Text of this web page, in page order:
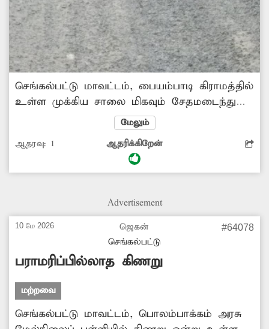
செங்கல்பட்டு மாவட்டம், பையம்பாடி கிராமத்தில்
உள்ள முக்கிய சாலை மிகவும் சேதமடைந்து
கிடக்கிறது. இதனால் இருசக்கர வாகனத்தில்
செல்பவர்கள், சாலையில் பள்ளம் தெரியாமல்
கீழே விழுந்து விபத்துகளில் சிக்குகின்றனர்.
எனவே, அந்த சாலைகளில் செல்லும் போது
செல்கின்றனர். இதுகுறித்து நெடுஞ்சாலைத்
சாலையை சீரமைக்க வேண்டும்.
மேலும்
ஆதரவு: 1 ஆதரிக்கிறேன்
Advertisement
10 மே 2026
ஜெகன்
செங்கல்பட்டு
#64078
பராமரிப்பில்லாத கிணறு
மற்றவை
செங்கல்பட்டு மாவட்டம், பொலம்பாக்கம் அரசு